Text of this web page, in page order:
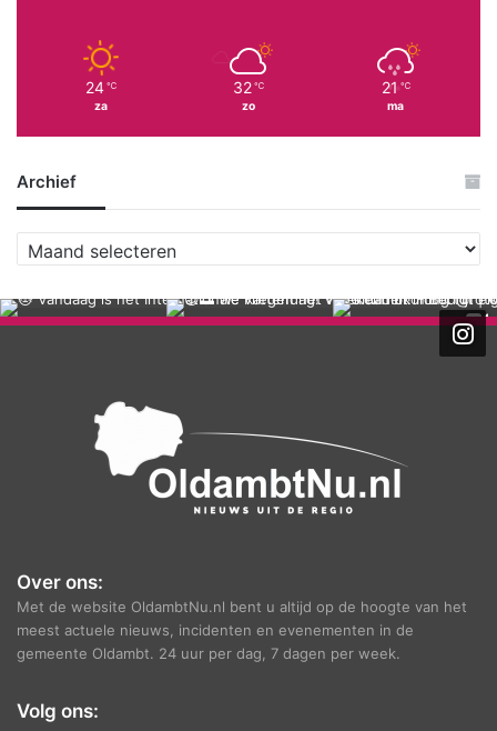
24 ℃
za
32 ℃
zo
21 ℃
ma
Archief
r
h
Over ons:
Met de website OldambtNu.nl bent u altijd op de hoogte van het
meest actuele nieuws, incidenten en evenementen in de
gemeente Oldambt. 24 uur per dag, 7 dagen per week.
Volg ons: